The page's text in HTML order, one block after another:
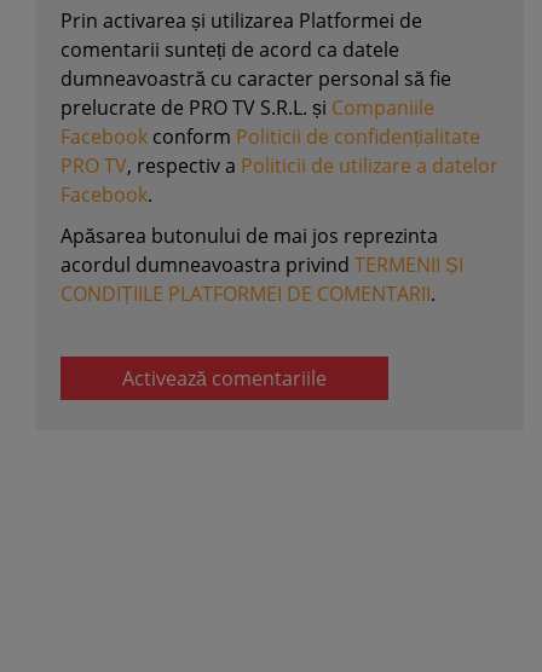
Prin activarea și utilizarea Platformei de
comentarii sunteți de acord ca datele
dumneavoastră cu caracter personal să fie
prelucrate de PRO TV S.R.L. și Companiile
Facebook conform Politicii de confidențialitate
PRO TV, respectiv a Politicii de utilizare a datelor
Facebook.
Apăsarea butonului de mai jos reprezinta
acordul dumneavoastra privind TERMENII ȘI
CONDIȚIILE PLATFORMEI DE COMENTARII.
Activează comentariile